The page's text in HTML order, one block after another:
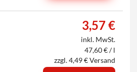
3,57 €
inkl. MwSt.
47,60 € / l
zzgl. 4,49 € Versand